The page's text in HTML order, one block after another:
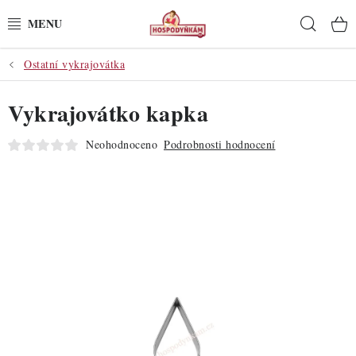
na
POTŘEBY
POMŮCKY
SUROVINY
Ostatní vykrajovátka
Vykrajovátko kapka
Neohodnoceno Podrobnosti hodnocení